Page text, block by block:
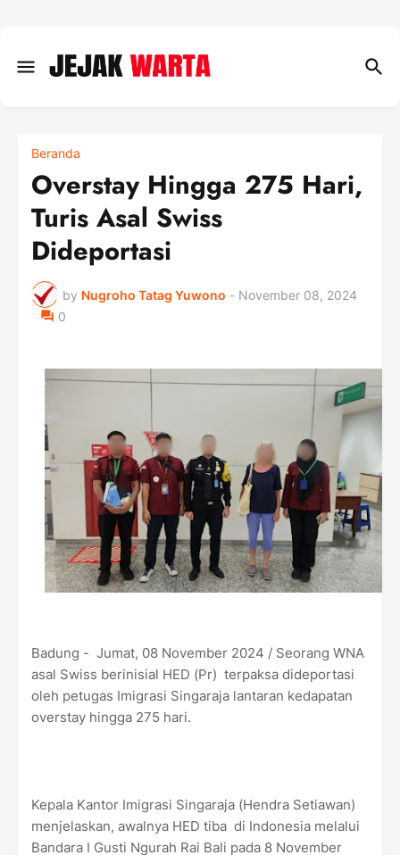
Beranda
Overstay Hingga 275 Hari,
Turis Asal Swiss
Dideportasi
by Nugroho Tatag Yuwono - November 08, 2024
0
Badung - Jumat, 08 November 2024 / Seorang WNA
asal Swiss berinisial HED (Pr) terpaksa dideportasi
oleh petugas Imigrasi Singaraja lantaran kedapatan
overstay hingga 275 hari.
Kepala Kantor Imigrasi Singaraja (Hendra Setiawan)
menjelaskan, awalnya HED tiba di Indonesia melalui
Bandara I Gusti Ngurah Rai Bali pada 8 November